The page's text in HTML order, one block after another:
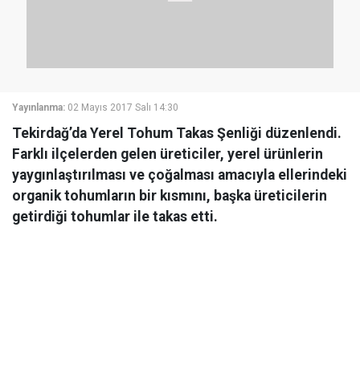
Yayınlanma: 02 Mayıs 2017 Salı 14:30
Tekirdağ’da Yerel Tohum Takas Şenliği düzenlendi.
Farklı ilçelerden gelen üreticiler, yerel ürünlerin
yaygınlaştırılması ve çoğalması amacıyla ellerindeki
organik tohumların bir kısmını, başka üreticilerin
getirdiği tohumlar ile takas etti.